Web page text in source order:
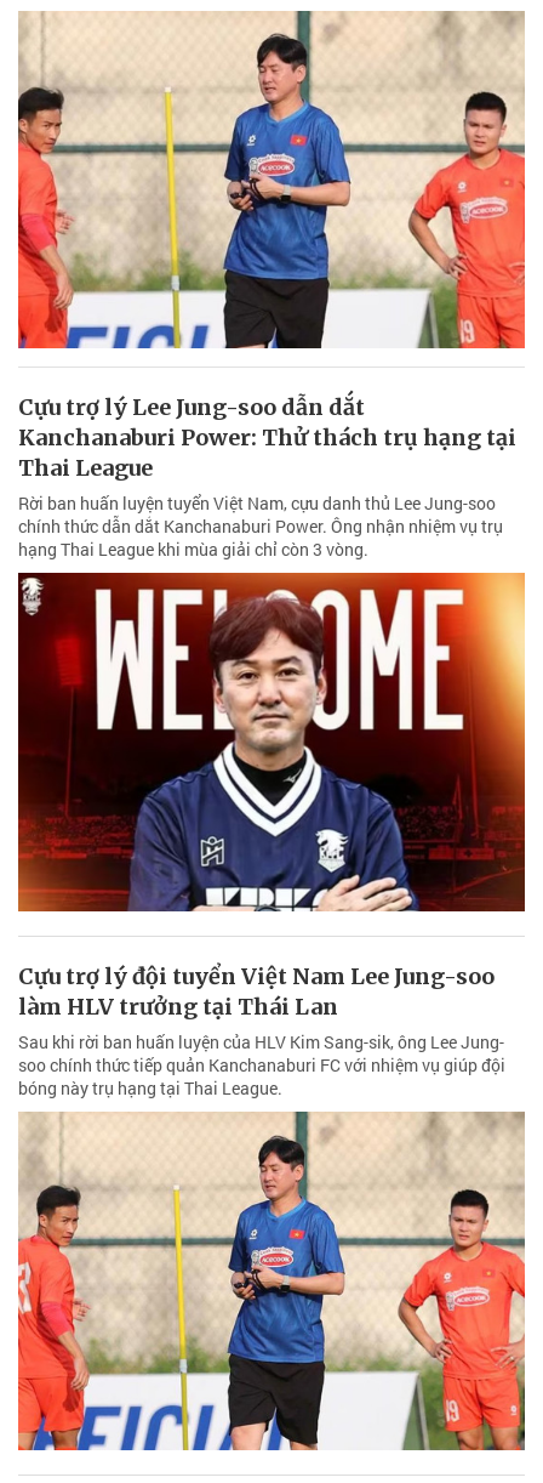
Cựu trợ lý Lee Jung-soo dẫn dắt
Kanchanaburi Power: Thử thách trụ hạng tại
Thai League
Rời ban huấn luyện tuyển Việt Nam, cựu danh thủ Lee Jung-soo
chính thức dẫn dắt Kanchanaburi Power. Ông nhận nhiệm vụ trụ
hạng Thai League khi mùa giải chỉ còn 3 vòng.
Cựu trợ lý đội tuyển Việt Nam Lee Jung-soo
làm HLV trưởng tại Thái Lan
Sau khi rời ban huấn luyện của HLV Kim Sang-sik, ông Lee Jung-
soo chính thức tiếp quản Kanchanaburi FC với nhiệm vụ giúp đội
bóng này trụ hạng tại Thai League.